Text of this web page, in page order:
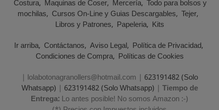
Costura Maquinas de Coser Mercería Todo para bolsos y
mochilas Cursos On-Line y Guias Descargables Tejer
Libros y Patrones Papeleria Kits
Ir arriba Contáctanos Aviso Legal Política de Privacidad
Condiciones de Compra Políticas de Cookies
| lolabotonagranollers@hotmail.com | 623191482 (Solo
Whatsapp) | 623191482 (Solo Whatsapp) | Tiempo de
Entrega:Lo antes posible! No somos Amazon :-)